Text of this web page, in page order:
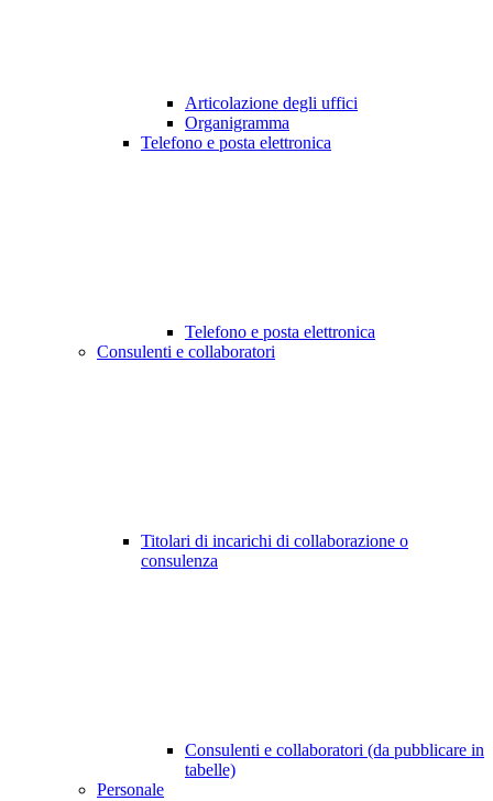
Articolazione degli uffici
Organigramma
Telefono e posta elettronica
Telefono e posta elettronica
Consulenti e collaboratori
Titolari di incarichi di collaborazione o
consulenza
Consulenti e collaboratori (da pubblicare in
tabelle)
Personale